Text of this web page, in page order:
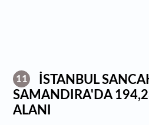
11
İSTANBUL
SAMANDIRA'DA
ALANI